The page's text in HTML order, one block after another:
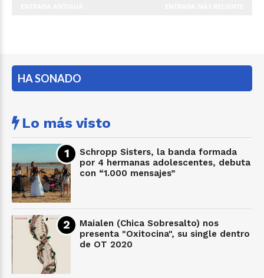
HA SONADO
Lo más visto
Schropp Sisters, la banda formada
por 4 hermanas adolescentes, debuta
con “1.000 mensajes”
Maialen (Chica Sobresalto) nos
presenta "Oxitocina", su single dentro
de OT 2020